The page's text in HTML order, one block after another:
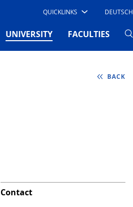
QUICKLINKS DEUTSCH
UNIVERSITY(CURRENT)
FACULTIES
BACK
Contact